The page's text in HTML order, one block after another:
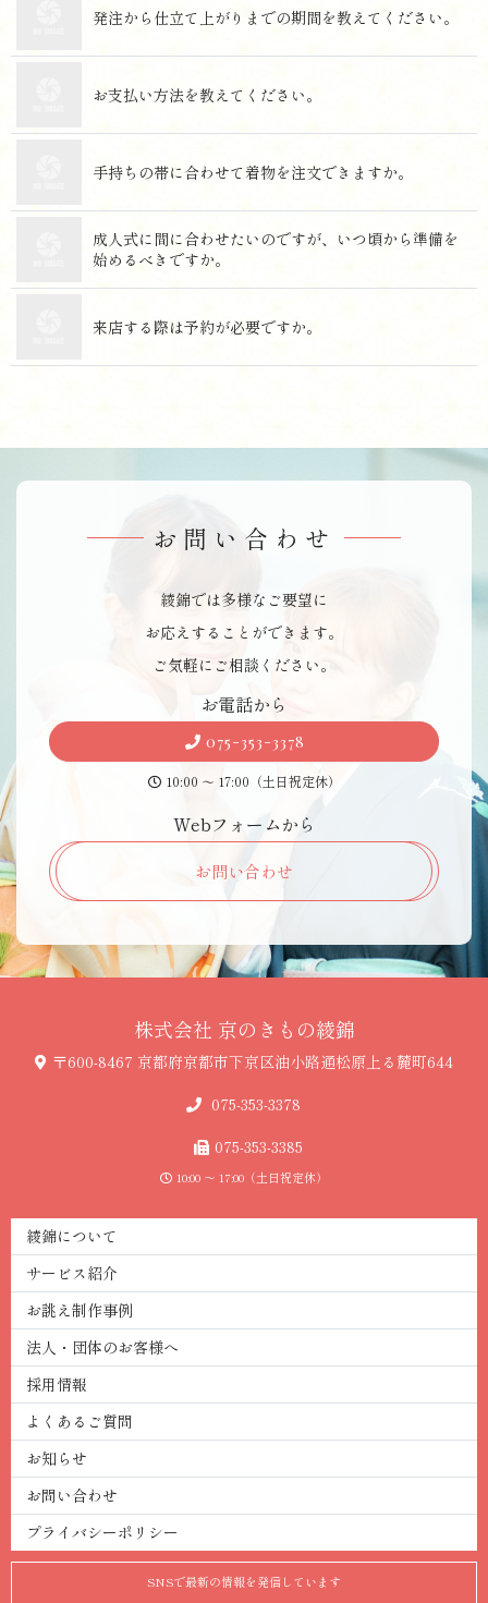
発注から仕立て上がりまでの期間を教えてく だ さ い 。
お支払い方法を教えてく だ さ い 。
手持ちの帯に合わせて着物を注文でき ま す か 。
成人式に間に合わせたいのですが、いつ頃から準備を
始めるべき で す か 。
来店する際は予約が必要 で す か 。
お問い合わせ
綾錦では多様なご要望に
お応えすることができます。
ご気軽にご相談ください。
お 電 話 か ら
075-353-3378
10:00 〜 17:00（土日祝定休）
Webフォ ー ム か ら
お問い合わせ
株式会社 京のき も の 綾 錦
〒600-8467 京都府京都市下京区油小路通松原上る麓町644
075-353-3378
075-353-3385
10:00 〜 17:00（土日祝定休）
綾錦について
サービス紹介
お誂え制作事例
法人・団体のお客様へ
採用情報
よくあるご質問
お知らせ
お問い合わせ
プライバシーポリシー
SNSで最新の情報を発信し て い ま す